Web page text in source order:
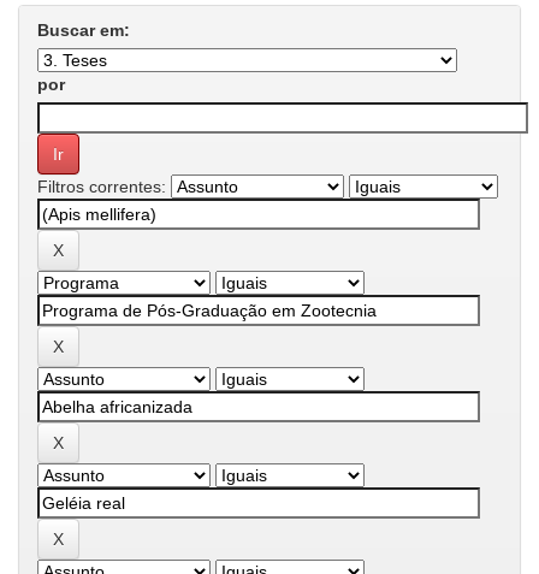
Buscar em:
por
Filtros correntes: